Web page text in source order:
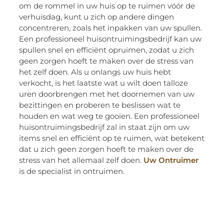
om de rommel in uw huis op te ruimen vóór de
verhuisdag, kunt u zich op andere dingen
concentreren, zoals het inpakken van uw spullen.
Een professioneel huisontruimingsbedrijf kan uw
spullen snel en efficiënt opruimen, zodat u zich
geen zorgen hoeft te maken over de stress van
het zelf doen. Als u onlangs uw huis hebt
verkocht, is het laatste wat u wilt doen talloze
uren doorbrengen met het doornemen van uw
bezittingen en proberen te beslissen wat te
houden en wat weg te gooien. Een professioneel
huisontruimingsbedrijf zal in staat zijn om uw
items snel en efficiënt op te ruimen, wat betekent
dat u zich geen zorgen hoeft te maken over de
stress van het allemaal zelf doen. Uw Ontruimer
is de specialist in ontruimen.